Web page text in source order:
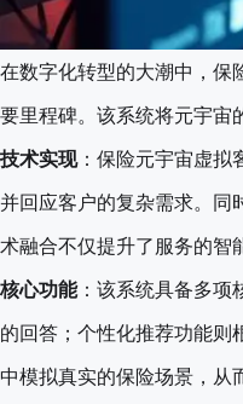
在数字化转型的大潮中，保
要里程碑。该系统将元宇宙
技术实现：保险元宇宙虚拟
并回应客户的复杂需求。同
术融合不仅提升了服务的智
核心功能：该系统具备多项
的回答；个性化推荐功能
中模拟真实的保险场景，从